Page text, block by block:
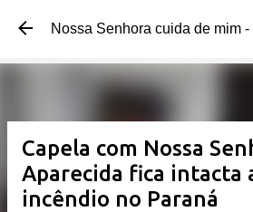
Pular para o conteúdo
Nossa Senhora cuida de mim -
Capela com Nossa
Aparecida fica intacta
incêndio no Paraná